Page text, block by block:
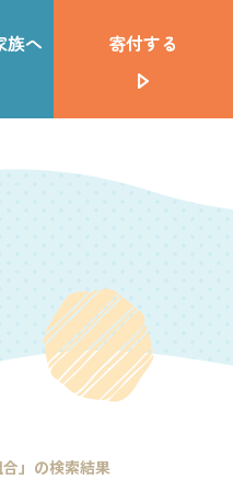
族へ 寄付する
合」の検索結果